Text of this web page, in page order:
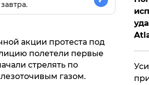
акции протеста под
полетели первые
стрелять по
газом.